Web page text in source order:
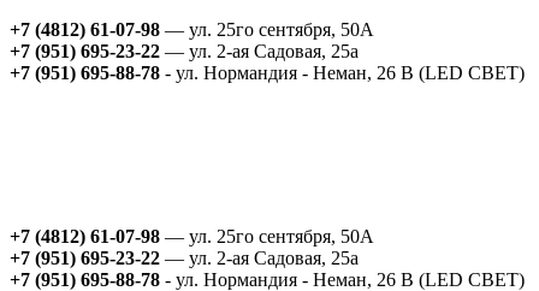
+7 (4812) 61-07-98 — ул. 25го сентября, 50А
+7 (951) 695-23-22 — ул. 2-ая Садовая, 25а
+7 (951) 695-88-78 - ул. Нормандия - Неман, 26 В (LED СВЕТ)
+7 (4812) 61-07-98 — ул. 25го сентября, 50А
+7 (951) 695-23-22 — ул. 2-ая Садовая, 25а
+7 (951) 695-88-78 - ул. Нормандия - Неман, 26 В (LED СВЕТ)